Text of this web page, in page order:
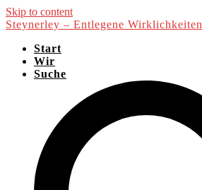
Skip to content
Steynerley – Entlegene Wirklichkeiten
Start
Wir
Suche